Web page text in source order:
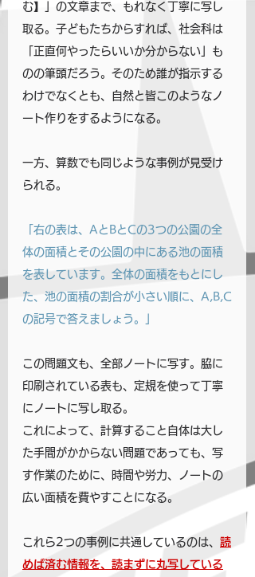
む】」の文章まで、もれなく丁寧に写し
取る。子どもたちからすれば、社会科は
「正直何やったらいいか分からない」も
のの筆頭だろう。そのため誰が指示する
わけでなくとも、自然と皆このようなノ
ート作りをするようになる。
一方、算数でも同じような事例が見受け
られる。
「右の表は、AとBとCの3つの公園の全
体の面積とその公園の中にある池の面積
を表しています。全体の面積をもとにし
た、池の面積の割合が小さい順に、A,B,C
の記号で答えましょう。」
この問題文も、全部ノートに写す。脇に
印刷されている表も、定規を使って丁寧
にノートに写し取る。
これによって、計算すること自体は大し
た手間がかからない問題であっても、写
す作業のために、時間や労力、ノートの
広い面積を費やすことになる。
これら2つの事例に共通しているのは、 読
めば済む情報を、読まずに丸写している